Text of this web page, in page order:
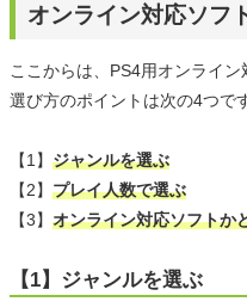
オンライン対応ソフ
ここからは、PS4用オンライン
選び方のポイントは次の4つで
【1】 ジャンルを選ぶ
【2】 プレイ人数で選ぶ
【3】 オンライン対応ソフトか
【1】ジャンルを選ぶ